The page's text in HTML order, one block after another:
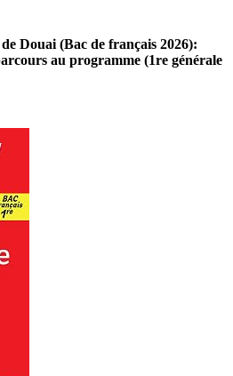
Douai (Bac de français 2026):
au programme (1re générale